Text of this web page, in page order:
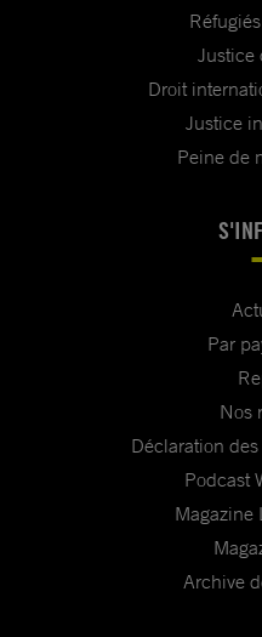
Justice
Droit
Justice
Peine de
Par
Nos
Déclaration
Podcast
Magazine
Archive